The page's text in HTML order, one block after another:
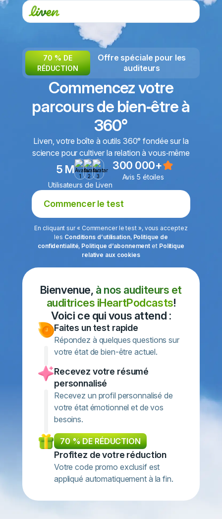
70 % DE
RÉDUCTION
Offre spéciale pour les
auditeurs
Commencez votre
parcours de bien‑être à
360°
Liven, votre boîte à outils 360° fondée sur la
science pour cultiver la relation à vous‑même
5 M
Utilisateurs de Liven
300 000+
Avis 5 étoiles
Commencer le test
En cliquant sur « Commencer le test », vous acceptez
les Conditions d’utilisation, Politique de
confidentialité, Politique d’abonnement et Politique
relative aux cookies
Bienvenue, à nos auditeurs et
auditrices iHeartPodcasts!
Voici ce qui vous attend :
Faites un test rapide
Répondez à quelques questions sur
votre état de bien-être actuel.
Recevez votre résumé
personnalisé
Recevez un profil personnalisé de
votre état émotionnel et de vos
besoins.
70 % DE RÉDUCTION
Profitez de votre réduction
Votre code promo exclusif est
appliqué automatiquement à la fin.